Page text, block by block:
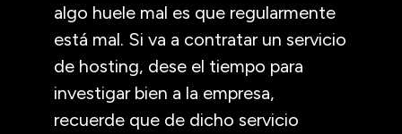
algo huele mal es que regularmente
está mal. Si va a contratar un servicio
de hosting, dese el tiempo para
investigar bien a la empresa,
recuerde que de dicho servicio